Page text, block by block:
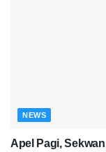
NEWS
Apel Pagi,